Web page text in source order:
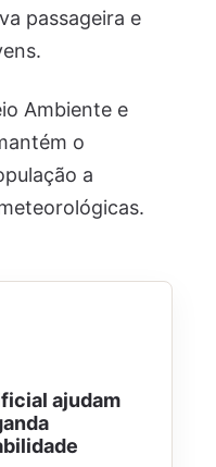
passageira e
Ambiente e
o
a
ajudam